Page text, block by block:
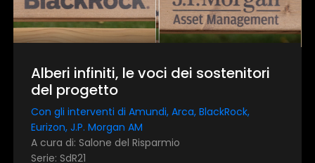
Alberi infiniti, le voci dei sostenitori
del progetto
Con gli interventi di Amundi, Arca, BlackRock,
Eurizon, J.P. Morgan AM
A cura di: Salone del Risparmio
Serie: SdR21